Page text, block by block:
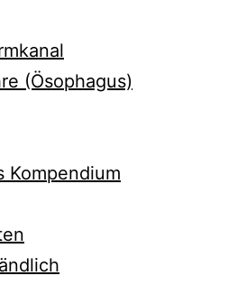
(Ösophagus)
Kompendium